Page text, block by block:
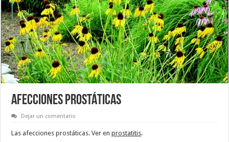
AFECCIONES PROSTÁTICAS
Dejar un comentario
Las afecciones prostáticas. Ver enprostatitis.